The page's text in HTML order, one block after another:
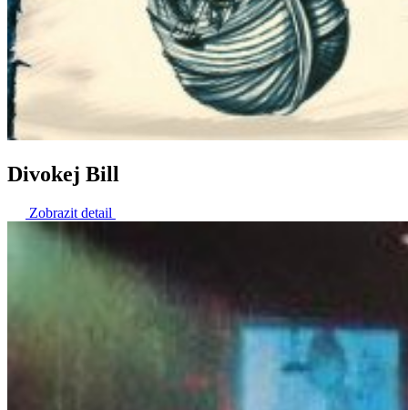
Divokej Bill
Zobrazit detail